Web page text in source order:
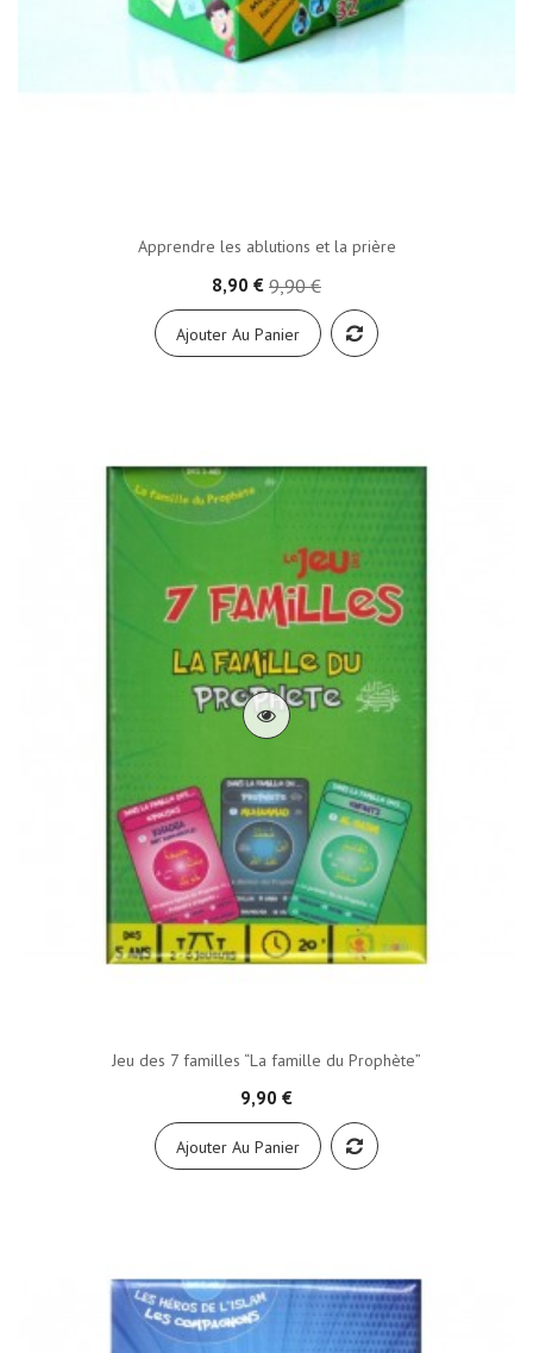
Apprendre les ablutions et la prière
8,90 € 9,90 €
Ajouter Au Panier
Jeu des 7 familles “La famille du Prophète”
9,90 €
Ajouter Au Panier